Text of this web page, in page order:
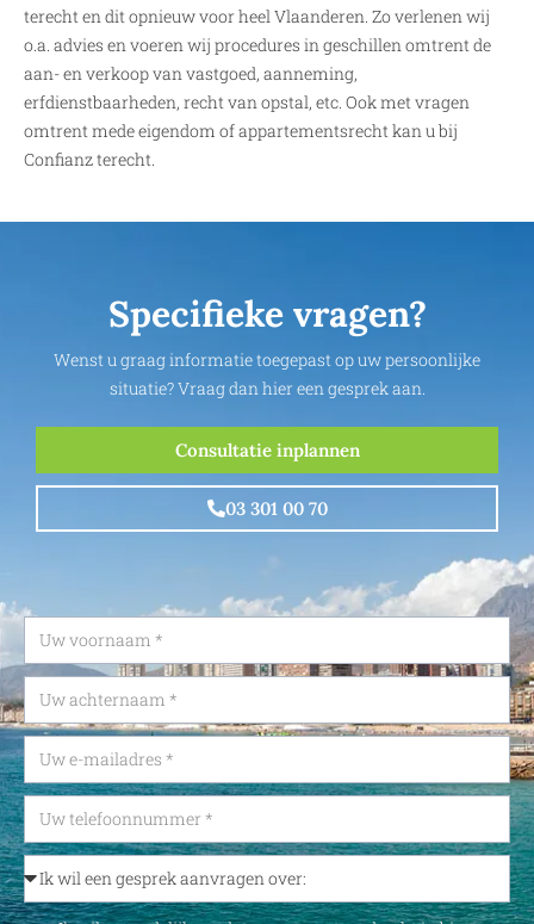
terecht en dit opnieuw voor heel Vlaanderen. Zo verlenen wij
o.a. advies en voeren wij procedures in geschillen omtrent de
aan- en verkoop van vastgoed, aanneming,
erfdienstbaarheden, recht van opstal, etc. Ook met vragen
omtrent mede eigendom of appartementsrecht kan u bij
Confianz terecht.
Specifieke vragen?
Wenst u graag informatie toegepast op uw persoonlijke
situatie? Vraag dan hier een gesprek aan.
Consultatie inplannen
03 301 00 70